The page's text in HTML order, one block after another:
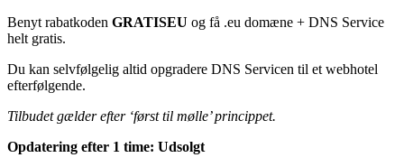
Benyt rabatkoden GRATISEU og få .eu domæne + DNS Service
helt gratis.
Du kan selvfølgelig altid opgradere DNS Servicen til et webhotel
efterfølgende.
Tilbudet gælder efter ‘først til mølle’ princippet.
Opdatering efter 1 time: Udsolgt